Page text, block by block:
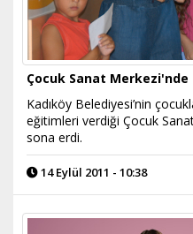
Çocuk Sanat Merkezi'nde
Kadıköy Belediyesi’nin
eğitimleri verdiği Çocuk
sona erdi.
14 Eylül 2011 - 10:38